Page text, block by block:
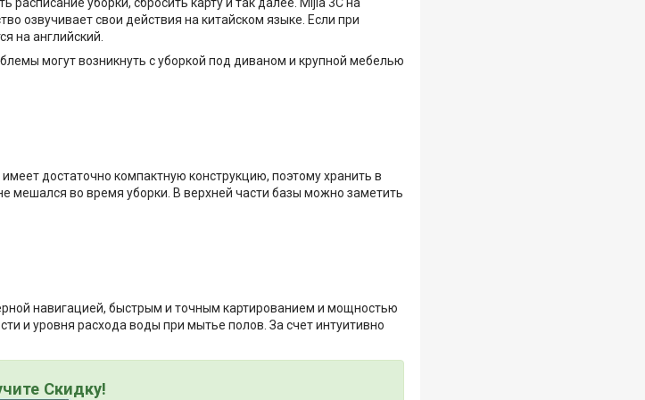
озвучивает свои действия на китайском языке. Если при
на английский.
могут возникнуть с уборкой под диваном и крупной мебелью
достаточно компактную конструкцию, поэтому хранить в
мешался во время уборки. В верхней части базы можно заметить
навигацией, быстрым и точным картированием и мощностью
и уровня расхода воды при мытье полов. За счет интуитивно
Скидку!